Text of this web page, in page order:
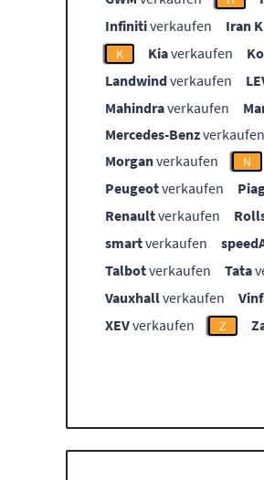
Infinitiverkaufen Iran
K Kiaverkaufen
Landwindverkaufen
Mahindraverkaufen
Mercedes-Benzverkaufen
Morganverkaufen N
Peugeotverkaufen
Renaultverkaufen
smartverkaufen
Talbotverkaufen Tata
Vauxhallverkaufen
XEVverkaufen Z